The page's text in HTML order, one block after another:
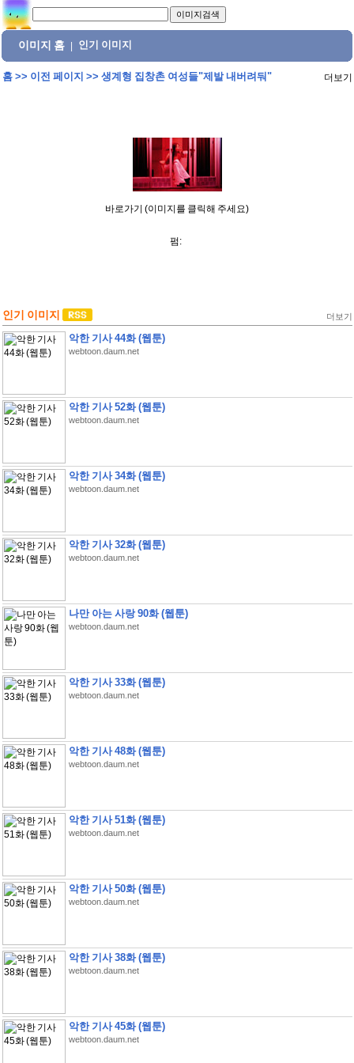
이미지 홈 인기 이미지
홈>> 이전 페이지 >> 생계형 집창촌 여성들"제발 내버려둬" 더보기
바로가기 (이미지를 클릭해 주세요)
펌:
인기 이미지 더보기
악한 기사 44화 (웹툰)
webtoon.daum.net
악한 기사 52화 (웹툰)
webtoon.daum.net
악한 기사 34화 (웹툰)
webtoon.daum.net
악한 기사 32화 (웹툰)
webtoon.daum.net
나만 아는 사랑 90화 (웹툰)
webtoon.daum.net
악한 기사 33화 (웹툰)
webtoon.daum.net
악한 기사 48화 (웹툰)
webtoon.daum.net
악한 기사 51화 (웹툰)
webtoon.daum.net
악한 기사 50화 (웹툰)
webtoon.daum.net
악한 기사 38화 (웹툰)
webtoon.daum.net
악한 기사 45화 (웹툰)
webtoon.daum.net